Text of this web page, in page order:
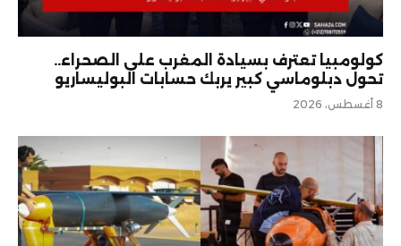
كولومبيا تعترف بسيادة المغرب على الصحراء..
تحول دبلوماسي كبير يربك حسابات البوليساريو
8 أغسطس، 2026